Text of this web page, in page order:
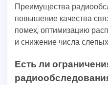
Преимущества
повышение качества
помех, оптимизацию
и снижение числа
Есть ли